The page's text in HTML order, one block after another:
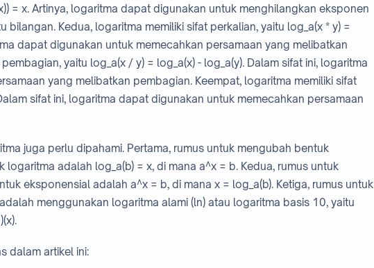
= x. Artinya, logaritma dapat digunakan untuk menghilangkan eksponen
Kedua, logaritma memiliki sifat perkalian, yaitu log_a(x * y) =
dapat digunakan untuk memecahkan persamaan yang melibatkan
yaitu log_a(x / y) = log_a(x) - log_a(y). Dalam sifat ini, logaritma
yang melibatkan pembagian. Keempat, logaritma memiliki sifat
sifat ini, logaritma dapat digunakan untuk memecahkan persamaan
juga perlu dipahami. Pertama, rumus untuk mengubah bentuk
adalah log_a(b) = x, di mana a^x = b. Kedua, rumus untuk
eksponensial adalah a^x = b, di mana x = log_a(b). Ketiga, rumus untuk
menggunakan logaritma alami (ln) atau logaritma basis 10, yaitu
dalam artikel ini: